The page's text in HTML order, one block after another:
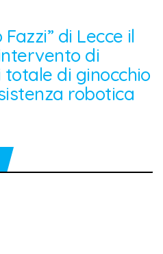
Fazzi” di Lecce il
di
totale di ginocchio
robotica